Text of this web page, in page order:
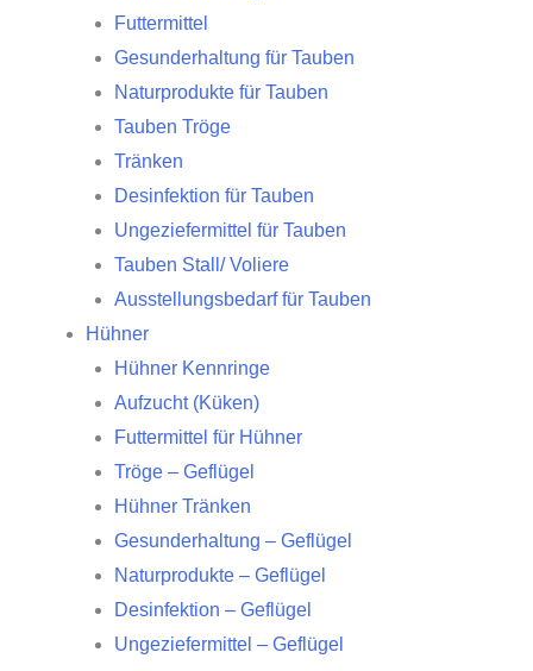
Futtermittel
Gesunderhaltung für Tauben
Naturprodukte für Tauben
Tauben Tröge
Tränken
Desinfektion für Tauben
Ungeziefermittel für Tauben
Tauben Stall/ Voliere
Ausstellungsbedarf für Tauben
Hühner
Hühner Kennringe
Aufzucht (Küken)
Futtermittel für Hühner
Tröge – Geflügel
Hühner Tränken
Gesunderhaltung – Geflügel
Naturprodukte – Geflügel
Desinfektion – Geflügel
Ungeziefermittel – Geflügel